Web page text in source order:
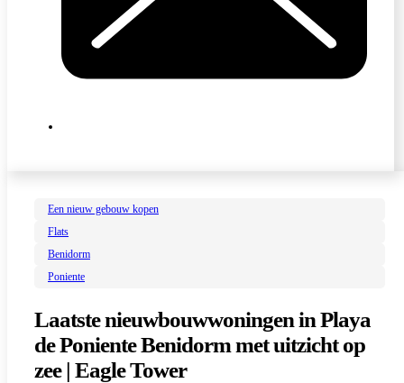
Een nieuw gebouw kopen
Flats
Benidorm
Poniente
Laatste nieuwbouwwoningen in Playa
de Poniente Benidorm met uitzicht op
zee | Eagle Tower